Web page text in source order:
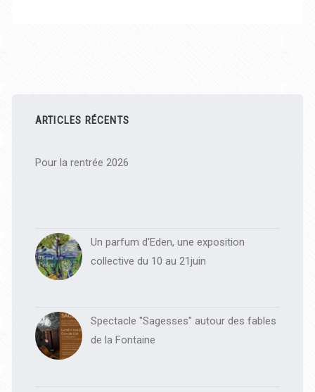
latérale
principale
ARTICLES RÉCENTS
Pour la rentrée 2026
Un parfum d'Eden, une exposition
collective du 10 au 21juin
Spectacle "Sagesses" autour des fables
de la Fontaine